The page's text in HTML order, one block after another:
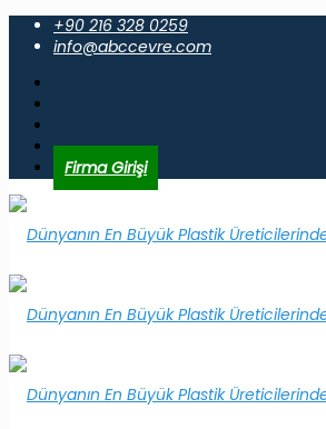
+90 216 328 0259
info@abccevre.com
Firma Girişi